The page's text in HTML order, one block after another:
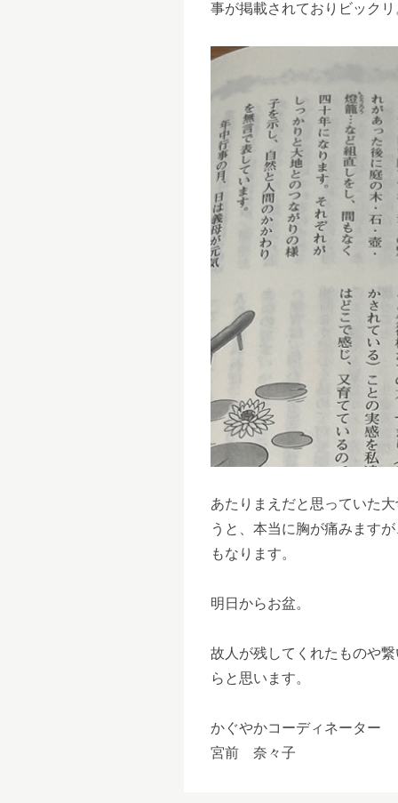
事が掲載されておりビックリ
あたりまえだと思っていた
うと、本当に胸が痛みます
もなります。
明日からお盆。
故人が残してくれたものや
らと思います。
かぐやかコーディネーター
宮前 奈々子